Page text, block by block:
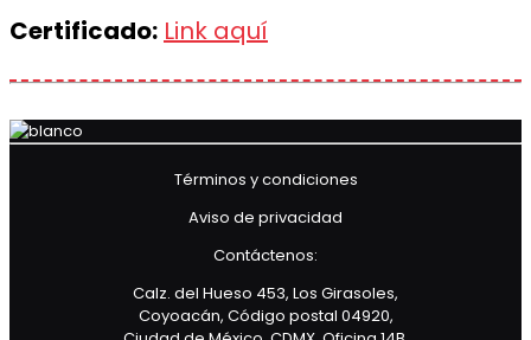
Certificado: Link aquí
Términos y condiciones
Aviso de privacidad
Contáctenos:
Calz. del Hueso 453, Los Girasoles,
Coyoacán, Código postal 04920,